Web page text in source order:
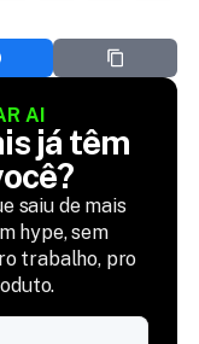
AI
saiu de mais
hype, sem
trabalho, pro